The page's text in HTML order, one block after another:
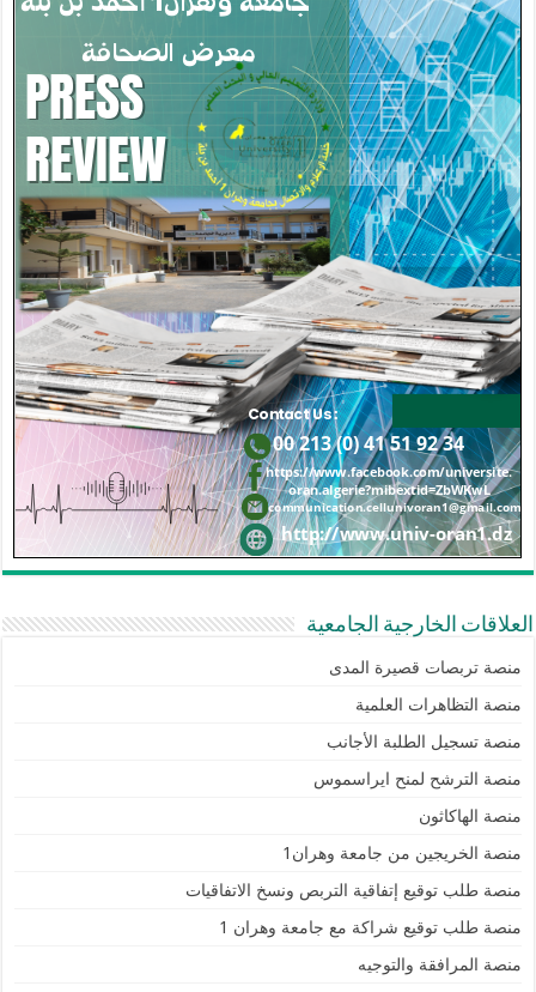
العلاقات الخارجية الجامعية
منصة تربصات قصيرة المدى
منصة التظاهرات العلمية
منصة تسجيل الطلبة الأجانب
منصة الترشح لمنح ايراسموس
منصة الهاكاثون
منصة الخريجين من جامعة وهران1
منصة طلب توقيع إتفاقية التربص ونسخ الاتفاقيات
منصة طلب توقيع شراكة مع جامعة وهران 1
منصة المرافقة والتوجيه